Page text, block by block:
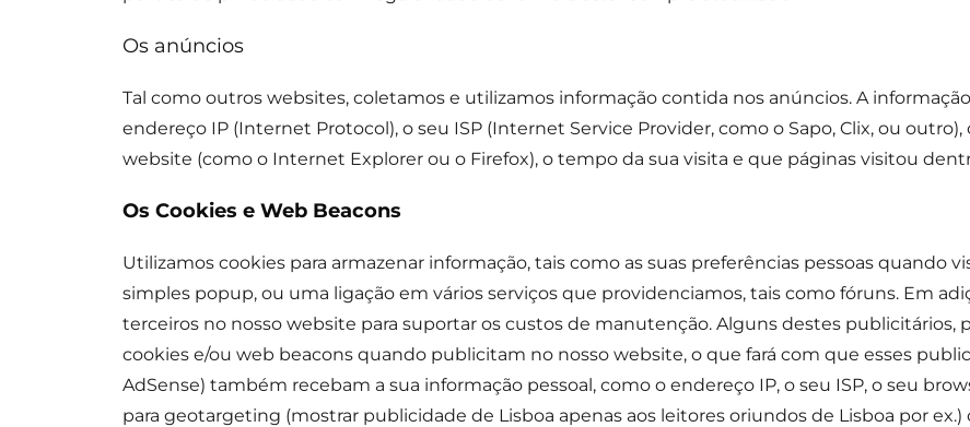
Os anúncios
Tal como outros websites, coletamos e utilizamos informação contida nos anúncios. A
endereço IP (Internet Protocol), o seu ISP (Internet Service Provider, como o Sapo, Clix, ou
website (como o Internet Explorer ou o Firefox), o tempo da sua visita e que páginas visitou
Os Cookies e Web Beacons
Utilizamos cookies para armazenar informação, tais como as suas preferências pessoas quando
simples popup, ou uma ligação em vários serviços que providenciamos, tais como fóruns. Em
terceiros no nosso website para suportar os custos de manutenção. Alguns destes publicitários,
cookies e/ou web beacons quando publicitam no nosso website, o que fará com que esses
AdSense) também recebam a sua informação pessoal, como o endereço IP, o seu ISP, o seu
para geotargeting (mostrar publicidade de Lisboa apenas aos leitores oriundos de Lisboa por